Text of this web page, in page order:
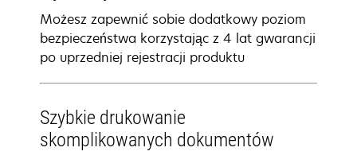
Możesz zapewnić sobie dodatkowy poziom
bezpieczeństwa korzystając z 4 lat gwarancji
po uprzedniej rejestracji produktu
Szybkie drukowanie
skomplikowanych dokumentów